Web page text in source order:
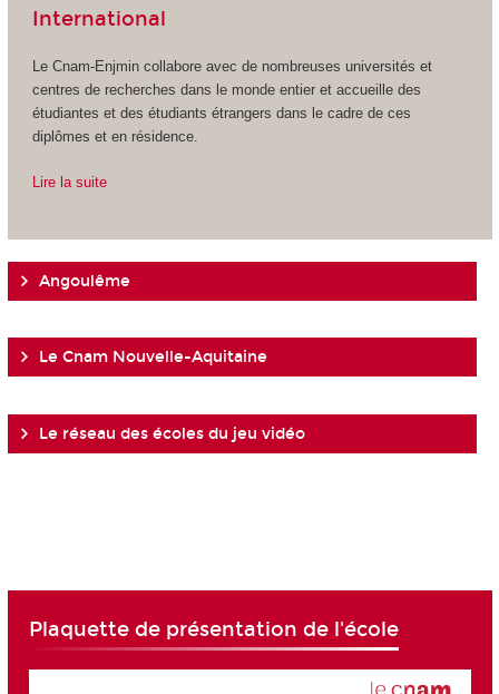
International
Le Cnam-Enjmin collabore avec de nombreuses universités et
centres de recherches dans le monde entier et accueille des
étudiantes et des étudiants étrangers dans le cadre de ces
diplômes et en résidence.
Lire la suite
Angoulême
Le Cnam Nouvelle-Aquitaine
Le réseau des écoles du jeu vidéo
Plaquette de présentation de l'école